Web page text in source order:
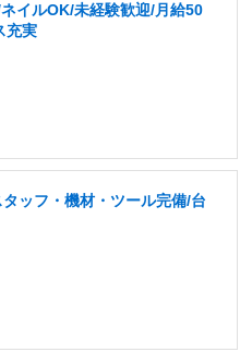
イルOK/未経験歓迎/月給50
充実
ッフ・機材・ツール完備/台